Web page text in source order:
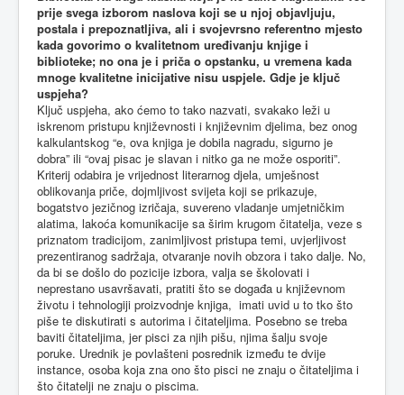
prije svega izborom naslova koji se u njoj objavljuju,
postala i prepoznatljiva, ali i svojevrsno referentno mjesto
kada govorimo o kvalitetnom uređivanju knjige i
biblioteke; no ona je i priča o opstanku, u vremena kada
mnoge kvalitetne inicijative nisu uspjele. Gdje je ključ
uspjeha?
Ključ uspjeha, ako ćemo to tako nazvati, svakako leži u
iskrenom pristupu književnosti i književnim djelima, bez onog
kalkulantskog “e, ova knjiga je dobila nagradu, sigurno je
dobra” ili “ovaj pisac je slavan i nitko ga ne može osporiti”.
Kriterij odabira je vrijednost literarnog djela, umješnost
oblikovanja priče, dojmljivost svijeta koji se prikazuje,
bogatstvo jezičnog izričaja, suvereno vladanje umjetničkim
alatima, lakoća komunikacije sa širim krugom čitatelja, veze s
priznatom tradicijom, zanimljivost pristupa temi, uvjerljivost
prezentiranog sadržaja, otvaranje novih obzora i tako dalje. No,
da bi se došlo do pozicije izbora, valja se školovati i
neprestano usavršavati, pratiti što se događa u književnom
životu i tehnologiji proizvodnje knjiga, imati uvid u to tko što
piše te diskutirati s autorima i čitateljima. Posebno se treba
baviti čitateljima, jer pisci za njih pišu, njima šalju svoje
poruke. Urednik je povlašteni posrednik između te dvije
instance, osoba koja zna ono što pisci ne znaju o čitateljima i
što čitatelji ne znaju o piscima.